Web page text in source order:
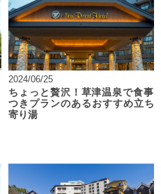
2024/06/25
ちょっと贅沢！草津温泉で食事
つきプランのあるおすすめ立ち
寄り湯